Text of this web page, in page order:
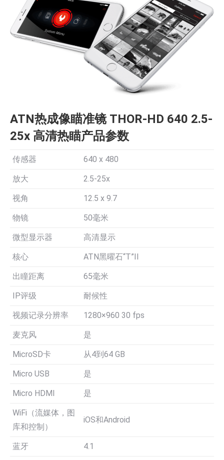
ATN热成像瞄准镜 THOR-HD 640 2.5-
25x 高清热瞄产品参数
传感器 640 x 480
放大 2.5-25x
视角 12.5 x 9.7
物镜 50毫米
微型显示器 高清显示
核心 ATN黑曜石“T”II
出瞳距离 65毫米
IP评级 耐候性
视频记录分辨率 1280×960 30 fps
麦克风 是
MicroSD卡 从4到64 GB
Micro USB 是
Micro HDMI 是
WiFi（流媒体，图
库和控制）
iOS和Android
蓝牙 4.1